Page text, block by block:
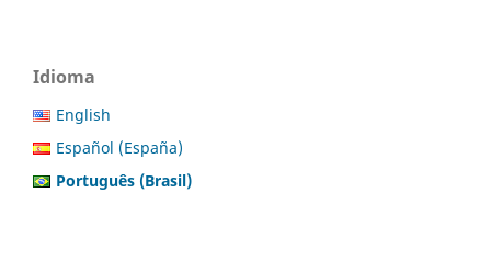
Idioma
English
Español (España)
Português (Brasil)